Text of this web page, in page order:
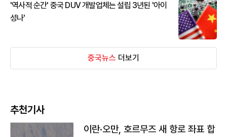
'역사적 순간' 중국 DUV 개발업체는 설립 3년된 '아이
성나'
중국뉴스 더보기
추천기사
이란·오만, 호르무즈 새 항로 좌표 합